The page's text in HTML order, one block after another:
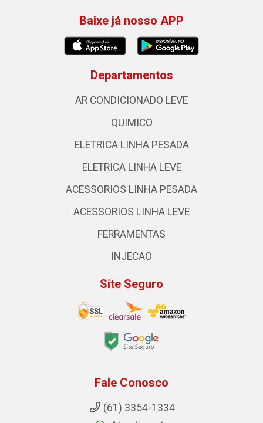
Baixe já nosso APP
Departamentos
AR CONDICIONADO LEVE
QUIMICO
ELETRICA LINHA PESADA
ELETRICA LINHA LEVE
ACESSORIOS LINHA PESADA
ACESSORIOS LINHA LEVE
FERRAMENTAS
INJECAO
Site Seguro
Fale Conosco
(61) 3354-1334